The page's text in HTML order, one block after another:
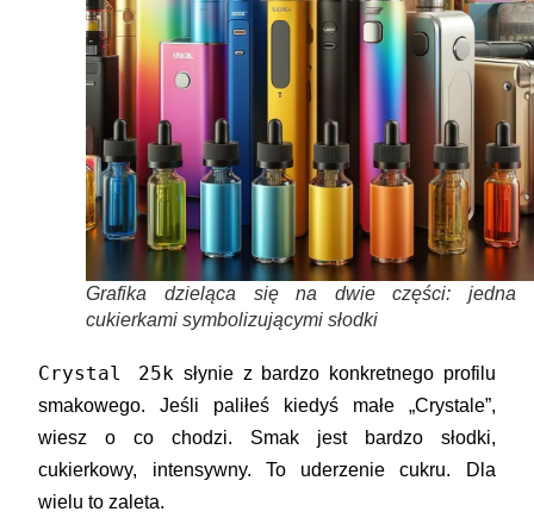
Grafika dzieląca się na dwie części: jedna
cukierkami symbolizującymi słodki
Crystal 25k słynie z bardzo konkretnego profilu
smakowego. Jeśli paliłeś kiedyś małe „Crystale”,
wiesz o co chodzi. Smak jest
bardzo słodki,
cukierkowy, intensywny. To uderzenie cukru. Dla
wielu to zaleta.